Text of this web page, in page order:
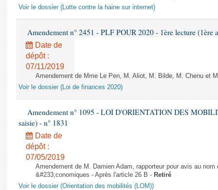
Voir le dossier (Lutte contre la haine sur internet)
Amendement n° 2451 - PLF POUR 2020 - 1ère lecture (1ère
Date de
dépôt :
07/11/2019
Amendement de Mme Le Pen, M. Aliot, M. Bilde, M. Chenu et
Voir le dossier (Loi de finances 2020)
Amendement n° 1095 - LOI D'ORIENTATION DES
saisie) - n° 1831
Date de
dépôt :
07/05/2019
Amendement de M. Damien Adam, rapporteur pour avis au
&#233;conomiques - Après l'article 26 B - Retiré
Voir le dossier (Orientation des mobilités (LOM))